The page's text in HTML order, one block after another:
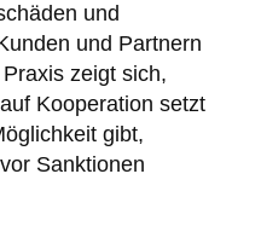
und
und Partnern
zeigt sich,
Kooperation setzt
gibt,
Sanktionen